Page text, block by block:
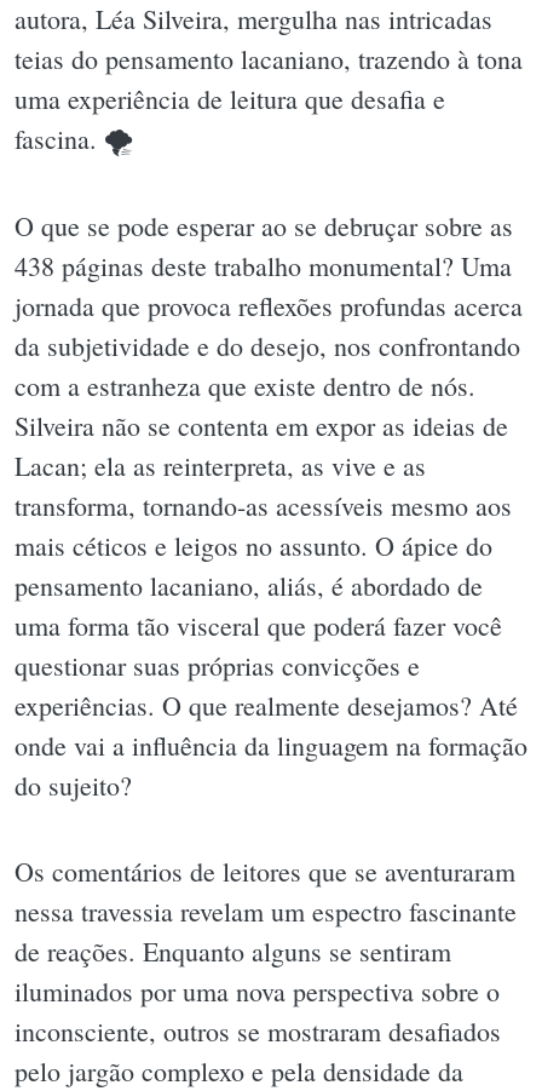
autora, Léa Silveira, mergulha nas intricadas
teias do pensamento lacaniano, trazendo à tona
uma experiência de leitura que desafia e
fascina. 🌪
O que se pode esperar ao se debruçar sobre as
438 páginas deste trabalho monumental? Uma
jornada que provoca reflexões profundas acerca
da subjetividade e do desejo, nos confrontando
com a estranheza que existe dentro de nós.
Silveira não se contenta em expor as ideias de
Lacan; ela as reinterpreta, as vive e as
transforma, tornando-as acessíveis mesmo aos
mais céticos e leigos no assunto. O ápice do
pensamento lacaniano, aliás, é abordado de
uma forma tão visceral que poderá fazer você
questionar suas próprias convicções e
experiências. O que realmente desejamos? Até
onde vai a influência da linguagem na formação
do sujeito?
Os comentários de leitores que se aventuraram
nessa travessia revelam um espectro fascinante
de reações. Enquanto alguns se sentiram
iluminados por uma nova perspectiva sobre o
inconsciente, outros se mostraram desafiados
pelo jargão complexo e pela densidade da